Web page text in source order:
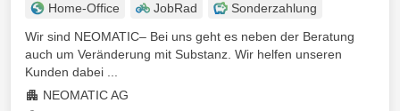
Home-Office
JobRad
Sonderzahlung
Wir sind NEOMATIC– Bei uns geht es neben der Beratung
auch um Veränderung mit Substanz. Wir helfen unseren
Kunden dabei ...
NEOMATIC AG